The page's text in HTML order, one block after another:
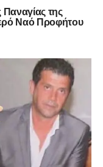
της
Ναό Προφήτου